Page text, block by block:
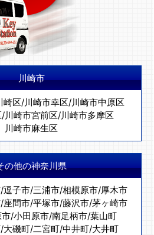
川崎市
崎区/川崎市幸区/川崎市中原区
/川崎市宮前区/川崎市多摩区
川崎市麻生区
の他の神奈川県
/逗子市/三浦市/相模原市/厚木市
/座間市/平塚市/藤沢市/茅ヶ崎市
/小田原市/南足柄市/葉山町
/大磯町/二宮町/中井町/大井町